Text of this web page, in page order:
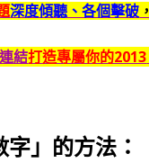
深度傾聽、各個擊破 ，
結打造專屬你的2013
」的方法：